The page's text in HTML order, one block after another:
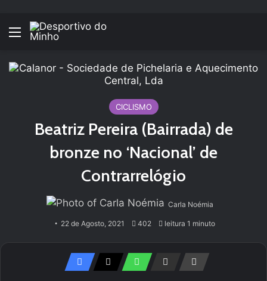
Menu
CICLISMO
Beatriz Pereira (Bairrada) de
bronze no ‘Nacional’ de
Contrarrelógio
Carla Noémia
22 de Agosto, 2021 402 leitura 1 minuto